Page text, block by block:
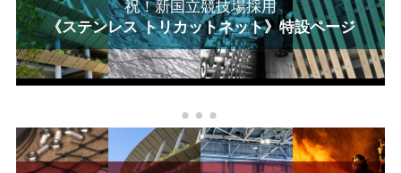
祝！新国立競技場採用
《ステンレス トリカットネット》特設ページ